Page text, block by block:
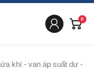
0
khí - van áp suất dư -